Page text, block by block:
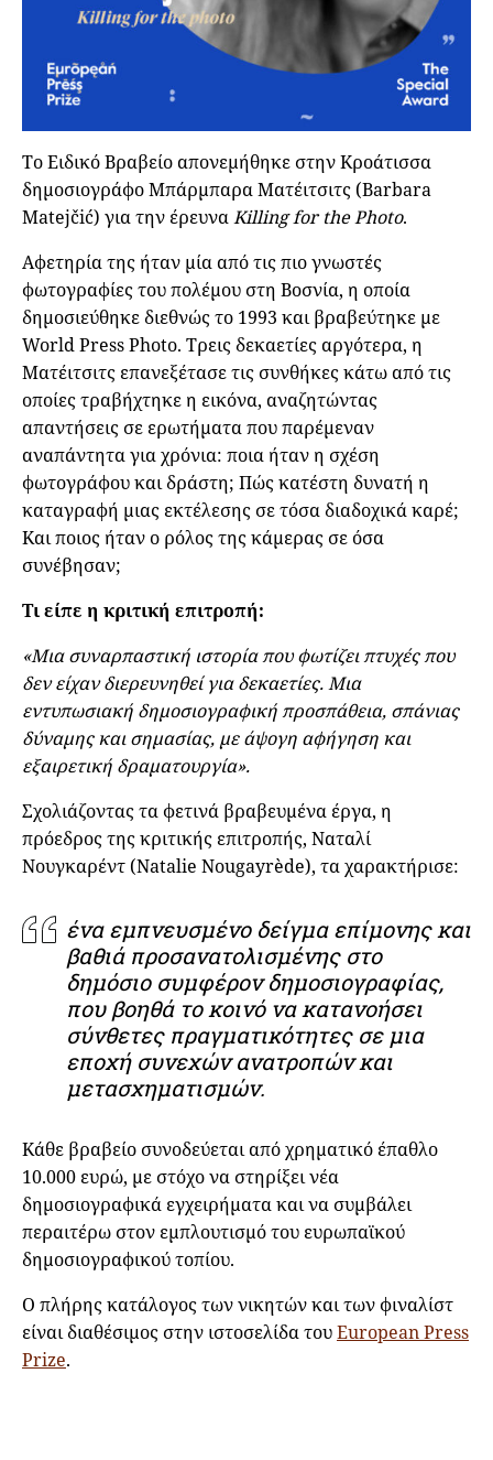
Το Ειδικό Βραβείο απονεμήθηκε στην Κροάτισσα
δημοσιογράφο Μπάρμπαρα Ματέιτσιτς (Barbara
Matejčić) για την έρευναKilling for the Photo.
Αφετηρία της ήταν μία από τις πιο γνωστές
φωτογραφίες του πολέμου στη Βοσνία, η οποία
δημοσιεύθηκε διεθνώς το 1993 και βραβεύτηκε με
World Press Photo. Τρεις δεκαετίες αργότερα, η
Ματέιτσιτς επανεξέτασε τις συνθήκες κάτω από τις
οποίες τραβήχτηκε η εικόνα, αναζητώντας
απαντήσεις σε ερωτήματα που παρέμεναν
αναπάντητα για χρόνια: ποια ήταν η σχέση
φωτογράφου και δράστη; Πώς κατέστη δυνατή η
καταγραφή μιας εκτέλεσης σε τόσα διαδοχικά καρέ;
Και ποιος ήταν ο ρόλος της κάμερας σε όσα
συνέβησαν;
Τι είπε η κριτική επιτροπή:
«Μια συναρπαστική ιστορία που φωτίζει πτυχές που
δεν είχαν διερευνηθεί για δεκαετίες. Μια
εντυπωσιακή δημοσιογραφική προσπάθεια, σπάνιας
δύναμης και σημασίας, με άψογη αφήγηση και
εξαιρετική δραματουργία».
Σχολιάζοντας τα φετινά βραβευμένα έργα, η
πρόεδρος της κριτικής επιτροπής, Ναταλί
Νουγκαρέντ (Natalie Nougayrède), τα χαρακτήρισε:
ένα εμπνευσμένο δείγμα επίμονης και
βαθιά προσανατολισμένης στο
δημόσιο συμφέρον δημοσιογραφίας,
που βοηθά το κοινό να κατανοήσει
σύνθετες πραγματικότητες σε μια
εποχή συνεχών ανατροπών και
μετασχηματισμών.
Κάθε βραβείο συνοδεύεται από χρηματικό έπαθλο
10.000 ευρώ, με στόχο να στηρίξει νέα
δημοσιογραφικά εγχειρήματα και να συμβάλει
περαιτέρω στον εμπλουτισμό του ευρωπαϊκού
δημοσιογραφικού τοπίου.
Ο πλήρης κατάλογος των νικητών και των φιναλίστ
είναι διαθέσιμος στην ιστοσελίδα τουEuropean Press
Prize.